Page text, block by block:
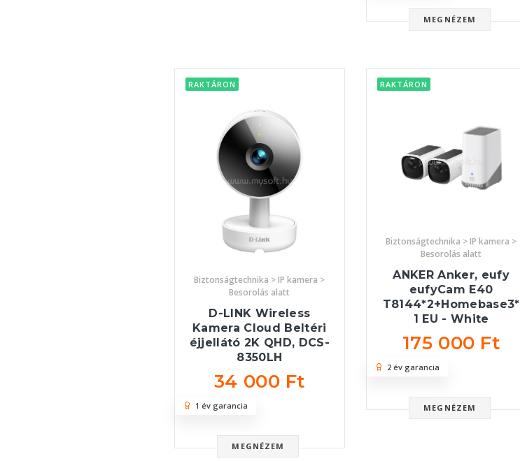
MEGNÉZEM
RAKTÁRON
Biztonságtechnika > IP kamera >
Besorolás alatt
D-LINK Wireless
Kamera Cloud Beltéri
éjjellátó 2K QHD, DCS-
8350LH
34 000 Ft
MEGNÉZEM
1 év garancia
RAKTÁRON
Biztonságtechnika > IP kamera >
Besorolás alatt
ANKER Anker, eufy
eufyCam E40
T8144*2+Homebase3*
1 EU - White
175 000 Ft
MEGNÉZEM
2 év garancia